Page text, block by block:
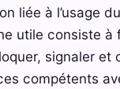
liée à l’usage
utile consiste à
signaler et
compétents